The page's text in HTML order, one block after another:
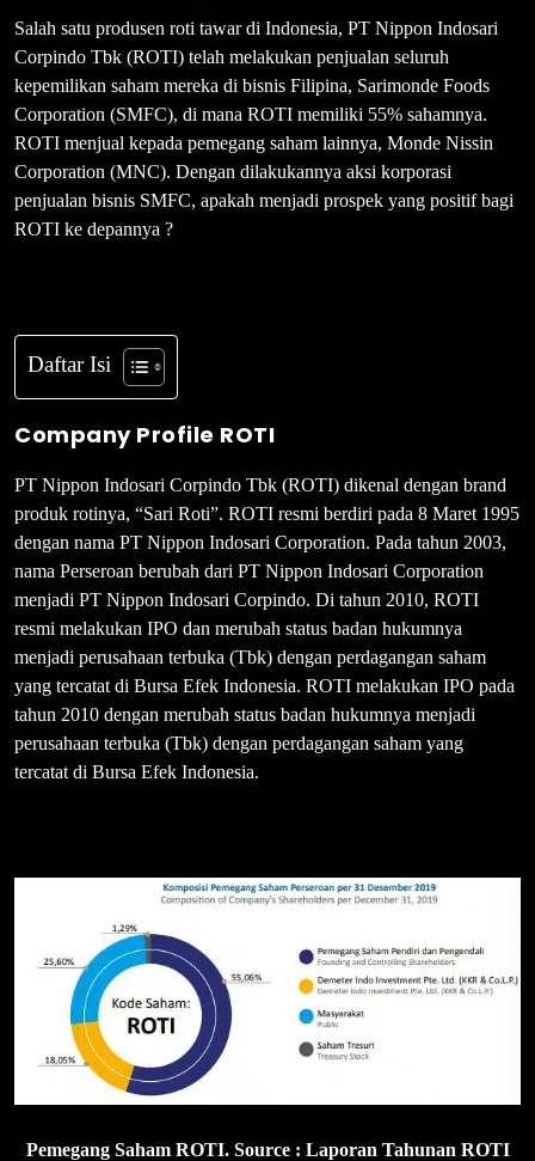
Salah satu produsen roti tawar di Indonesia, PT Nippon Indosari
Corpindo Tbk (ROTI) telah melakukan penjualan seluruh
kepemilikan saham mereka di bisnis Filipina, Sarimonde Foods
Corporation (SMFC), di mana ROTI memiliki 55% sahamnya.
ROTI menjual kepada pemegang saham lainnya, Monde Nissin
Corporation (MNC). Dengan dilakukannya aksi korporasi
penjualan bisnis SMFC, apakah menjadi prospek yang positif bagi
ROTI ke depannya ?
Daftar Isi
Company Profile ROTI
PT Nippon Indosari Corpindo Tbk (ROTI) dikenal dengan brand
produk rotinya, “Sari Roti”. ROTI resmi berdiri pada 8 Maret 1995
dengan nama PT Nippon Indosari Corporation. Pada tahun 2003,
nama Perseroan berubah dari PT Nippon Indosari Corporation
menjadi PT Nippon Indosari Corpindo. Di tahun 2010, ROTI
resmi melakukan IPO dan merubah status badan hukumnya
menjadi perusahaan terbuka (Tbk) dengan perdagangan saham
yang tercatat di Bursa Efek Indonesia. ROTI melakukan IPO pada
tahun 2010 dengan merubah status badan hukumnya menjadi
perusahaan terbuka (Tbk) dengan perdagangan saham yang
tercatat di Bursa Efek Indonesia.
Pemegang Saham ROTI. Source : Laporan Tahunan ROTI